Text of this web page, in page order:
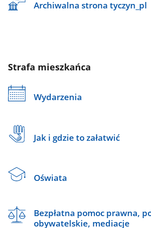
Archiwalna strona tyczyn_pl
Strafa mieszkańca
Wydarzenia
Jak i gdzie to załatwić
Oświata
Bezpłatna pomoc prawna,
obywatelskie, mediacje